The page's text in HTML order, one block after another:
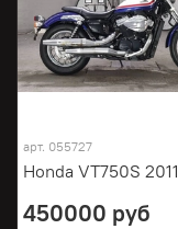
арт. 055727
Honda VT750S 2011
450000 руб